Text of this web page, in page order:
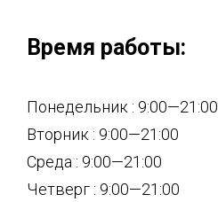
Время работы:
Понедельник : 9:00—21:00
Вторник : 9:00—21:00
Среда : 9:00—21:00
Четверг : 9:00—21:00